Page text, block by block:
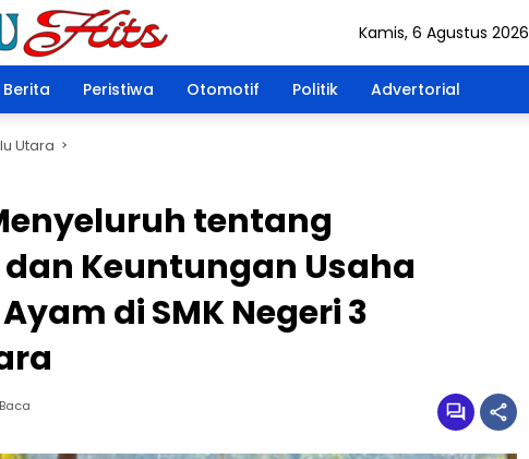
Kamis, 6 Agustus 2026
Berita Peristiwa Otomotif Politik Advertorial
Utara
tentang
Keuntungan Usaha
di SMK Negeri 3